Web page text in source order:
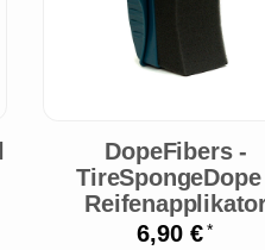
DopeFibers -
TireSpongeDope
6,90 €*